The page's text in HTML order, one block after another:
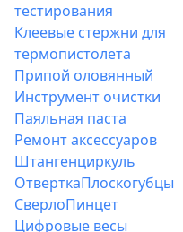
тестирования
Клеевые стержни для
термопистолета
Припой оловянный
Инструмент очистки
Паяльная паста
Ремонт аксессуаров
Штангенциркуль
ОтверткаПлоскогубцы
СверлоПинцет
Цифровые весы